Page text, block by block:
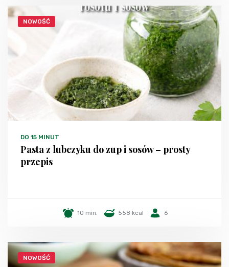
NOWOŚĆ
DO 15 MINUT
Pasta z lubczyku do zup i sosów – prosty
przepis
10 min. 558 kcal 6
NOWOŚĆ